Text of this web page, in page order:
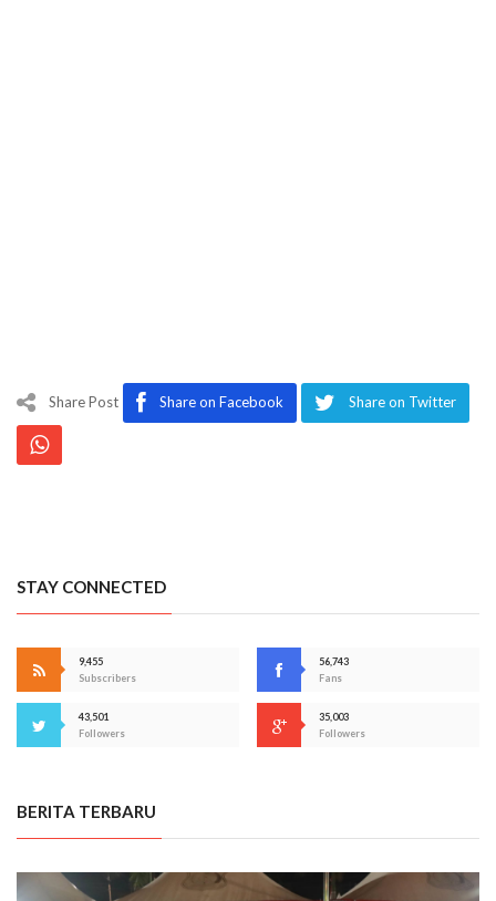
Share Post Share on Facebook Share on Twitter
STAY CONNECTED
9,455
Subscribers
56,743
Fans
43,501
Followers
35,003
Followers
BERITA TERBARU